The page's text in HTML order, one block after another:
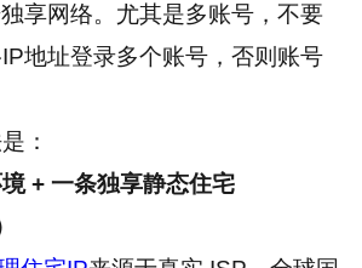
享网络。尤其是多账号，不要
地址登录多个账号，否则账号
：
+ 一条独享静态住宅